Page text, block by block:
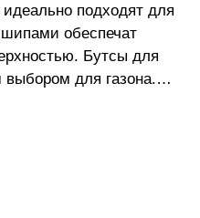
подходят для
обеспечат
Бутсы для
выбором для газона.
возраста. Подошва